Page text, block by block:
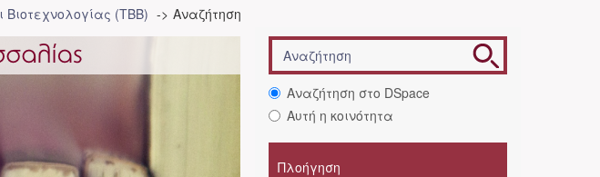
(ΤΒΒ) Αναζήτηση
Αναζήτηση στο DSpace
Αυτή η κοινότητα
Πλοήγηση